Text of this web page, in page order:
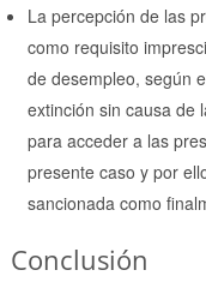
La percepción de las
como requisito
de desempleo, según
extinción sin causa de
para acceder a las
presente caso y por
sancionada como
Conclusión